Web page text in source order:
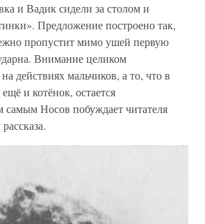
и Вадик сидели за столом и
Предложение построено так,
пропустит мимо ушей первую
Внимание целиком
действиях мальчиков, а то, что в
и котёнок, остается
самым Носов побуждает читателя